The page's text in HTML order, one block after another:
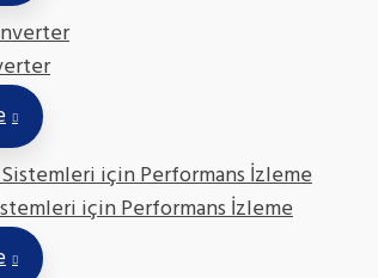
için Performans İzleme